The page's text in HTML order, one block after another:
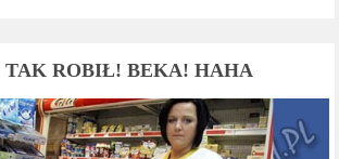
TAK ROBIŁ! BEKA! HAHA